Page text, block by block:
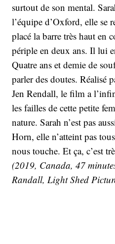
surtout de son mental.
l’équipe d’Oxford, elle se
placé la barre très haut en
périple en deux ans. Il lui
Quatre ans et demie de
parler des doutes. Réalisé
Jen Rendall, le film a
les failles de cette petite
nature. Sarah n’est pas
Horn, elle n’atteint pas
nous touche. Et ça, c’est
(2019, Canada, 47
Randall, Light Shed